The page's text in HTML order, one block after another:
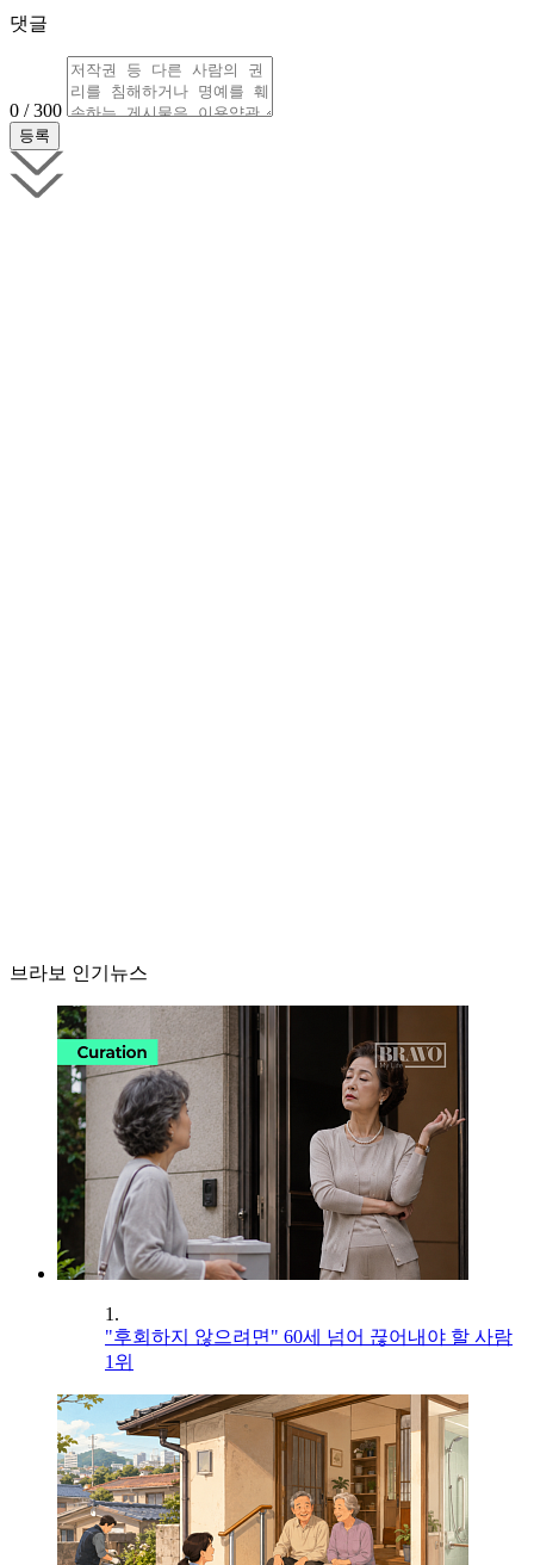
댓글
0 / 300
브라보 인기뉴스
1.
"후회하지 않으려면" 60세 넘어 끊어내야 할 사람
1위